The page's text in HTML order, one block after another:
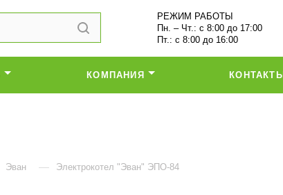
РЕЖИМ РАБОТЫ
Пн. – Чт.: с 8:00 до 17:00
Пт.: с 8:00 до 16:00
КОМПАНИЯ КОНТАКТЫ
Эван — Электрокотел "Эван" ЭПО-84